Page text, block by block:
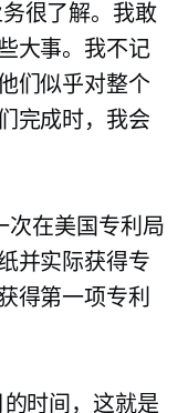
很了解。我敢
大事。我不记
们似乎对整个
完成时，我会
次在美国专利局
并实际获得专
得第一项专利
时间，这就是